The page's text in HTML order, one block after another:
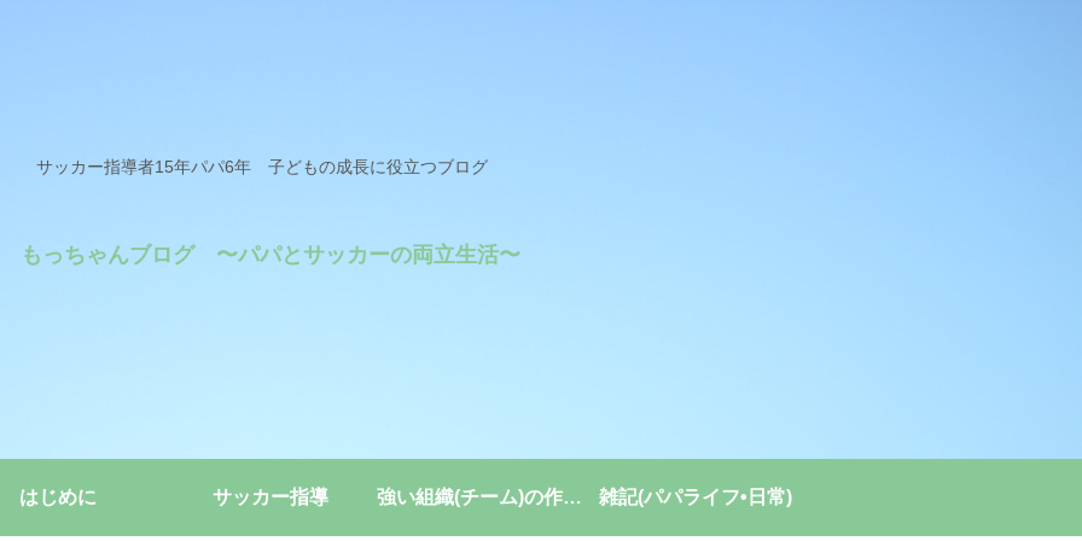
サッカー指導者15年パパ6年 子どもの成長に役立つブログ
もっちゃんブログ 〜パパとサッカーの両立生活〜
はじめに サッカー指導 強い組織(チーム)の作り方 雑記(パパライフ•日常)